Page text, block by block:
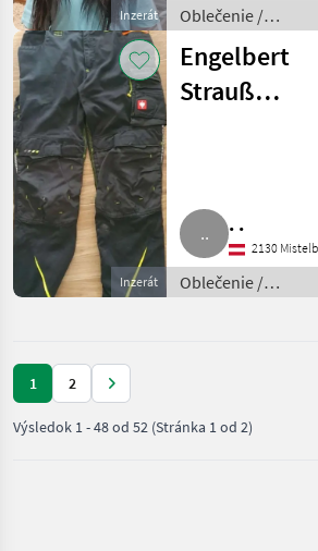
Inzerát
Oblečenie /
Ostatné oblečenie
Inzerát
Engelbert
Strauß
. .
2130
Oblečenie /
Ostatné oblečenie
1 2
Výsledok 1-48od 52 (Stránka 1 od 2)